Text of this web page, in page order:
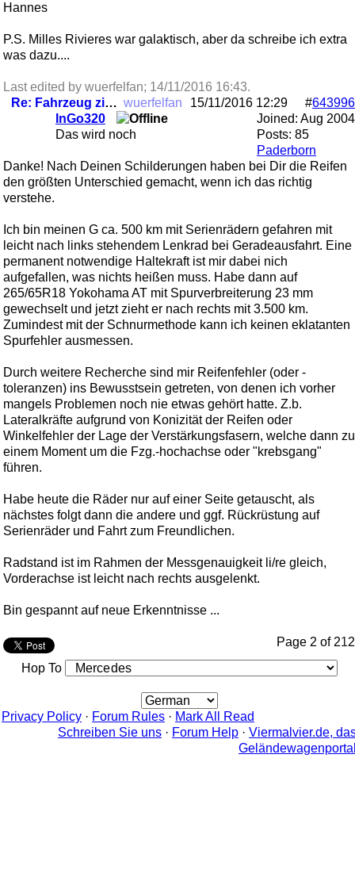
Hannes
P.S. Milles Rivieres war galaktisch, aber da schreibe ich extra
was dazu....
Last edited by wuerfelfan; 14/11/2016 16:43.
Re: Fahrzeug zieht plötzlich nach rechts wuerfelfan #643996
15/11/2016 12:29
Joined: Aug 2004
Posts: 85
Paderborn
InGo320
Das wird noch
Danke! Nach Deinen Schilderungen haben bei Dir die Reifen
den größten Unterschied gemacht, wenn ich das richtig
verstehe.
Ich bin meinen G ca. 500 km mit Serienrädern gefahren mit
leicht nach links stehendem Lenkrad bei Geradeausfahrt. Eine
permanent notwendige Haltekraft ist mir dabei nich
aufgefallen, was nichts heißen muss. Habe dann auf
265/65R18 Yokohama AT mit Spurverbreiterung 23 mm
gewechselt und jetzt zieht er nach rechts mit 3.500 km.
Zumindest mit der Schnurmethode kann ich keinen eklatanten
Spurfehler ausmessen.
Durch weitere Recherche sind mir Reifenfehler (oder -
toleranzen) ins Bewusstsein getreten, von denen ich vorher
mangels Problemen noch nie etwas gehört hatte. Z.b.
Lateralkräfte aufgrund von Konizität der Reifen oder
Winkelfehler der Lage der Verstärkungsfasern, welche dann zu
einem Moment um die Fzg.-hochachse oder "krebsgang"
führen.
Habe heute die Räder nur auf einer Seite getauscht, als
nächstes folgt dann die andere und ggf. Rückrüstung auf
Serienräder und Fahrt zum Freundlichen.
Radstand ist im Rahmen der Messgenauigkeit li/re gleich,
Vorderachse ist leicht nach rechts ausgelenkt.
Bin gespannt auf neue Erkenntnisse ...
Page 2 of 212
Hop To
Privacy Policy · Forum Rules · Mark All Read
Schreiben Sie uns · Forum Help · Viermalvier.de,